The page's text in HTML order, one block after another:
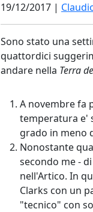
19/12/2017 |
Sono stato una
quattordici
andare nella Terra
A novembre fa
temperatura e'
grado in meno
Nonostante
secondo me -
nell'Artico. In
Clarks con un
"tecnico" con